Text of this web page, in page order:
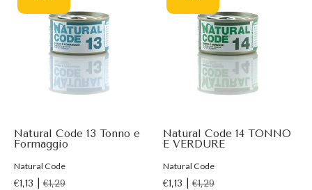
Natural Code 13 Tonno e
Formaggio
Natural Code
€1,13 | €1,29
Natural Code 14 TONNO
E VERDURE
Natural Code
€1,13 | €1,29